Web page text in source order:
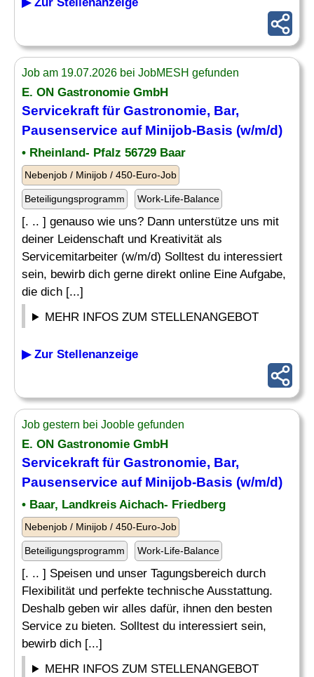
Job am 19.07.2026 bei JobMESH gefunden
E. ON Gastronomie GmbH
Servicekraft für Gastronomie, Bar,
Pausenservice auf Minijob-Basis (w/m/d)
• Rheinland- Pfalz 56729 Baar
Nebenjob / Minijob / 450-Euro-Job
Beteiligungsprogramm Work-Life-Balance
[. .. ] genauso wie uns? Dann unterstütze uns mit
deiner Leidenschaft und Kreativität als
Servicemitarbeiter (w/m/d) Solltest du interessiert
sein, bewirb dich gerne direkt online Eine Aufgabe,
die dich [...]
MEHR INFOS ZUM STELLENANGEBOT
▶ Zur Stellenanzeige
Job gestern bei Jooble gefunden
E. ON Gastronomie GmbH
Servicekraft für Gastronomie, Bar,
Pausenservice auf Minijob-Basis (w/m/d)
• Baar, Landkreis Aichach- Friedberg
Nebenjob / Minijob / 450-Euro-Job
Beteiligungsprogramm Work-Life-Balance
[. .. ] Speisen und unser Tagungsbereich durch
Flexibilität und perfekte technische Ausstattung.
Deshalb geben wir alles dafür, ihnen den besten
Service zu bieten. Solltest du interessiert sein,
bewirb dich [...]
MEHR INFOS ZUM STELLENANGEBOT